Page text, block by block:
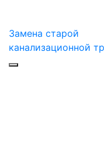
Замена старой
канализационной